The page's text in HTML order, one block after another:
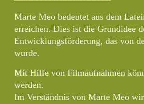
Marte Meo bedeutet aus dem
erreichen. Dies ist die Grundidee
Entwicklungsförderung, das von
wurde.
Mit Hilfe von Filmaufnahmen
werden.
Im Verständnis von Marte Meo